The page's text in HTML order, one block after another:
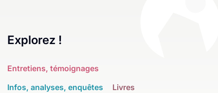
Explorez !
Entretiens, témoignages
Infos, analyses, enquêtes
Livres